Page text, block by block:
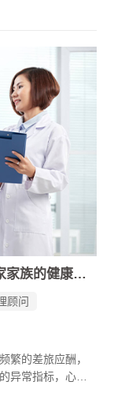
紊乱、慢病失控
有1种慢性病，
。
就医，而是一套
一个健康管理服务平台，如何让企业家家族的健康不再靠“凭感觉”
顾问
繁的差旅应酬，
异常指标，心里